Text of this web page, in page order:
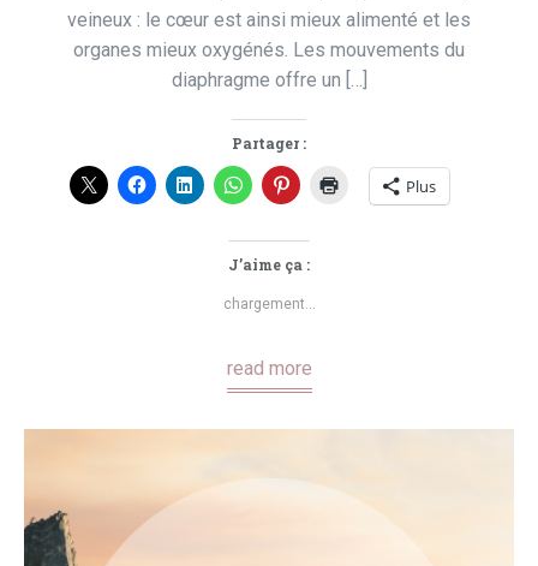
veineux : le cœur est ainsi mieux alimenté et les
organes mieux oxygénés. Les mouvements du
diaphragme offre un […]
Partager :
Plus
J’aime ça :
chargement…
read more